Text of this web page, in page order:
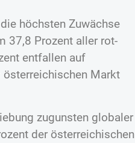
höchsten Zuwächse
37,8 Prozent aller rot-
entfallen auf
Markt
zugunsten globaler
der österreichischen